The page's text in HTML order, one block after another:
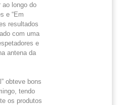
ao longo do
e “Em
resultados
com uma
e
antena da
obteve bons
tendo
os produtos